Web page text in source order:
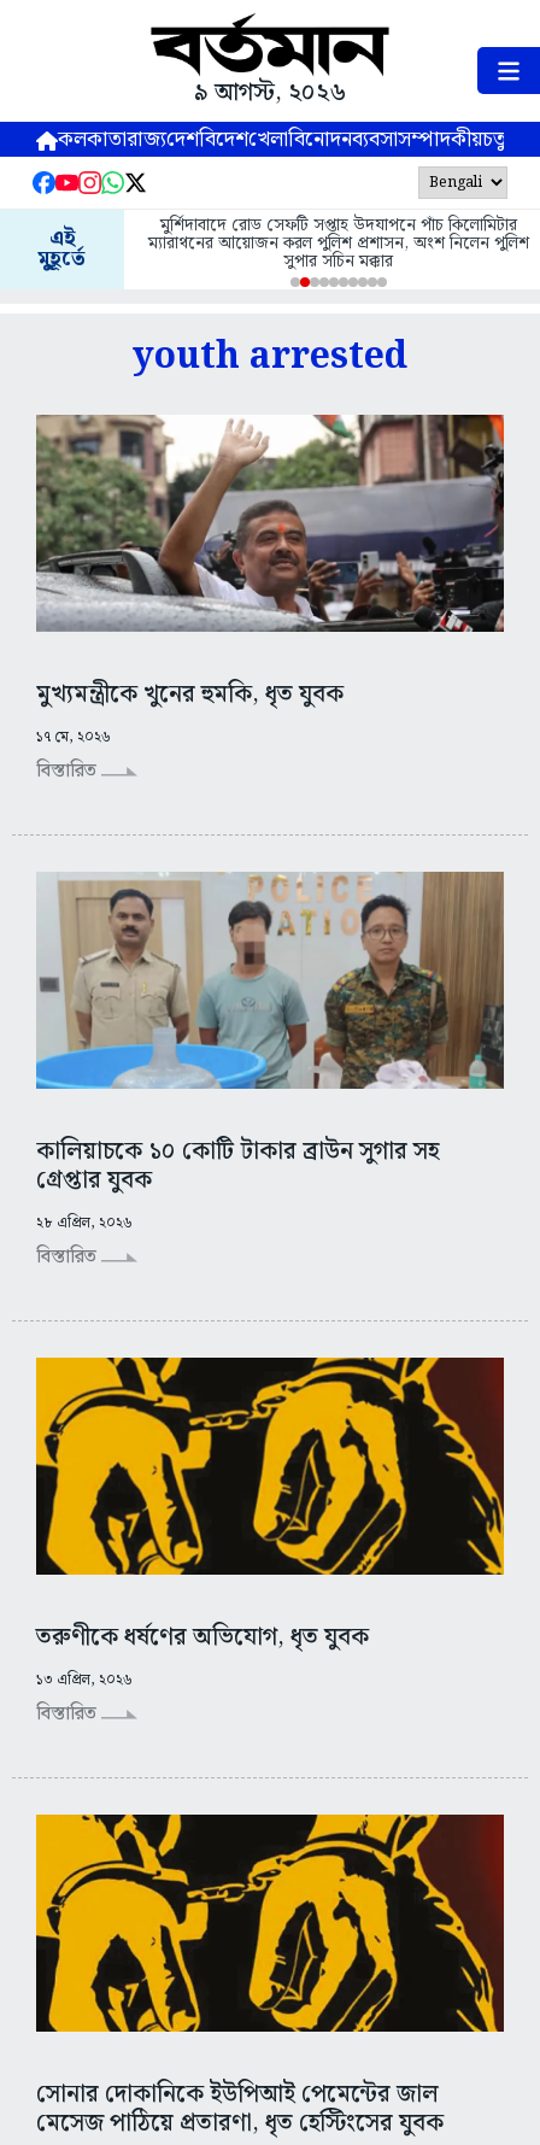
৯ আগস্ট, ২০২৬
কলকাতারাজ্যদেশবিদেশখেলাবিনোদনব্যবসাসম্পাদকীয়
এই
মুহূর্তে
মুর্শিদাবাদে রোড সেফটি সপ্তাহ উদযাপনে পাঁচ কিলোমিটার
ম্যারাথনের আয়োজন করল পুলিশ প্রশাসন, অংশ নিলেন পুলিশ
সুপার সচিন মক্কার
youth arrested
মুখ্যমন্ত্রীকে খুনের হুমকি, ধৃত যুবক
১৭ মে, ২০২৬
বিস্তারিত
কালিয়াচকে ১০ কোটি টাকার ব্রাউন সুগার সহ
গ্রেপ্তার যুবক
২৮ এপ্রিল, ২০২৬
বিস্তারিত
তরুণীকে ধর্ষণের অভিযোগ, ধৃত যুবক
১৩ এপ্রিল, ২০২৬
বিস্তারিত
সোনার দোকানিকে ইউপিআই পেমেন্টের জাল
মেসেজ পাঠিয়ে প্রতারণা, ধৃত হেস্টিংসের যুবক